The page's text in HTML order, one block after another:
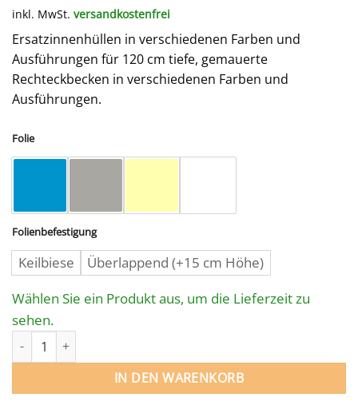
inkl. MwSt. versandkostenfrei
Ersatzinnenhüllen in verschiedenen Farben und
Ausführungen für 120 cm tiefe, gemauerte
Rechteckbecken in verschiedenen Farben und
Ausführungen.
Folie
Folienbefestigung
Keilbiese
Überlappend (+15 cm Höhe)
Wählen Sie ein Produkt aus, um die Lieferzeit zu
sehen.
Poolfolie für Rechteckbecken 700 x 400 / 150 cm Menge
IN DEN WARENKORB